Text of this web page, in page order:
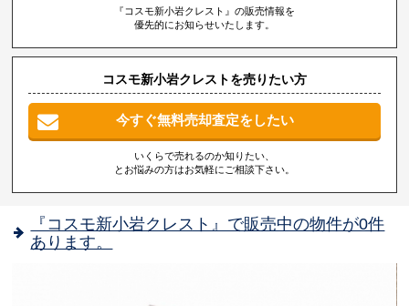
『コスモ新小岩クレスト』の販売情報を
優先的にお知らせいたします。
コスモ新小岩クレストを売りたい方
今すぐ無料売却査定をしたい
いくらで売れるのか知りたい、
とお悩みの方はお気軽にご相談下さい。
『コスモ新小岩クレスト』で販売中の物件が0件
あります。